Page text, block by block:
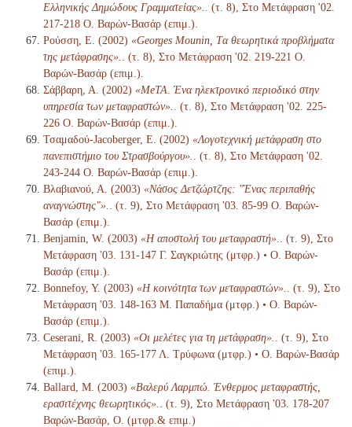
Ελληνικής Δημώδους Γραμματείας».
. (τ. 8), Στο Μετάφραση '02.
217-218 Ο. Βαρών-Βασάρ (επιμ.).
Ρούσση, Ε. (2002) «Georges Mounin, Tα θεωρητικά προβλήματα
της μετάφρασης».
. (τ. 8), Στο Μετάφραση '02. 219-221 Ο.
Βαρών-Βασάρ (επιμ.).
Σάββαρη, Α. (2002) «MeTA. Ένα ηλεκτρονικό περιοδικό στην
υπηρεσία των μεταφραστών».
. (τ. 8), Στο Μετάφραση '02. 225-
226 Ο. Βαρών-Βασάρ (επιμ.).
Τσαμαδού-Jacoberger, Ε. (2002) «Λογοτεχνική μετάφραση στο
πανεπιστήμιο του Στρασβούργου».
. (τ. 8), Στο Μετάφραση '02.
243-244 Ο. Βαρών-Βασάρ (επιμ.).
Βλαβιανού, Α. (2003) «Νάσος Δετζώρτζης: "Ένας περιπαθής
αναγνώστης"».
. (τ. 9), Στο Μετάφραση '03. 85-99 Ο. Βαρών-
Βασάρ (επιμ.).
Benjamin, W. (2003) «Η αποστολή του μεταφραστή».
. (τ. 9), Στο
Μετάφραση '03. 131-147 Γ. Σαγκριώτης (μτφρ.) • Ο. Βαρών-
Βασάρ (επιμ.).
Bonnefoy, Y. (2003) «Η κοινότητα των μεταφραστών».
. (τ. 9), Στο
Μετάφραση '03. 148-163 Μ. Παπαδήμα (μτφρ.) • Ο. Βαρών-
Βασάρ (επιμ.).
Ceserani, R. (2003) «Οι μελέτες για τη μετάφραση».
. (τ. 9), Στο
Μετάφραση '03. 165-177 Λ. Τρύφωνα (μτφρ.) • Ο. Βαρών-Βασάρ
(επιμ.).
Ballard, M. (2003) «Βαλερύ Λαρμπώ. Ένθερμος μεταφραστής,
ερασιτέχνης θεωρητικός».
. (τ. 9), Στο Μετάφραση '03. 178-207
Βαρών-Βασάρ, Ο. (μτφρ.& επιμ.)